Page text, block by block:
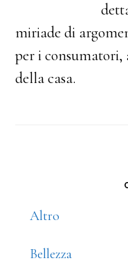
miriade di
per i consumatori,
della casa.
Sidebar
Altro
Bellezza